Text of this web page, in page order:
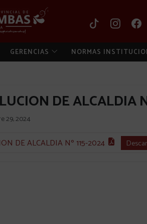
GERENCIAS NORMAS
DE ALCALDIA
29, 2024
DE ALCALDIA Nº 115-2024